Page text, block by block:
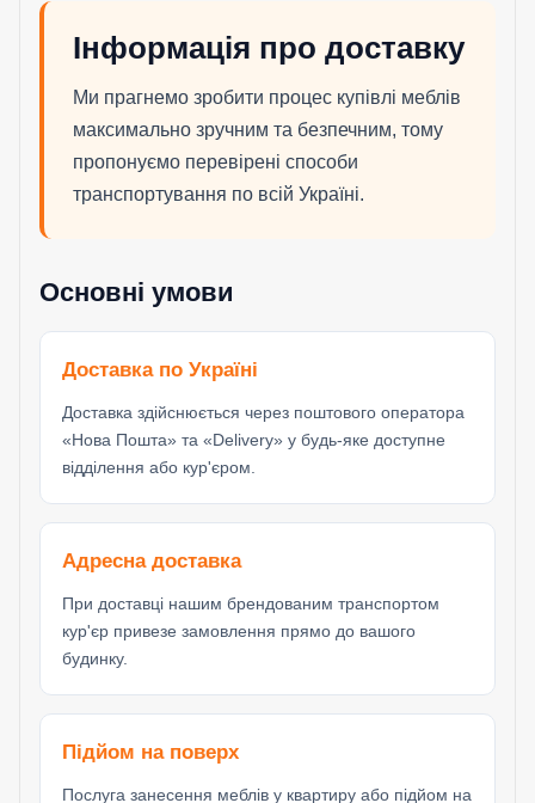
Інформація про доставку
Ми прагнемо зробити процес купівлі меблів
максимально зручним та безпечним, тому
пропонуємо перевірені способи
транспортування по всій Україні.
Основні умови
Доставка по Україні
Доставка здійснюється через поштового оператора
«Нова Пошта» та «Delivery» у будь-яке доступне
відділення або кур'єром.
Адресна доставка
При доставці нашим брендованим транспортом
кур'єр привезе замовлення прямо до вашого
будинку.
Підйом на поверх
Послуга занесення меблів у квартиру або підйом на